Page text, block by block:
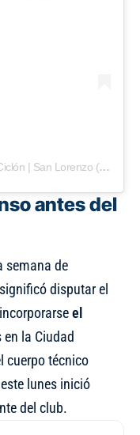
Una publicación compartida de Vamos Ciclón | San Lorenzo (@vamosciclon)
antes del
semana de
disputar el
el
la Ciudad
cuerpo técnico
este lunes inició
del club.